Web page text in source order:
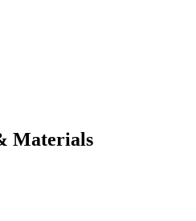
Materials